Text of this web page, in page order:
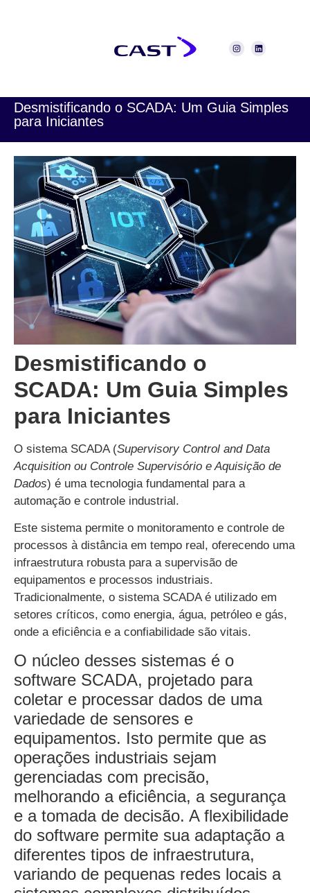
Desmistificando o SCADA: Um Guia Simples
para Iniciantes
Desmistificando o
SCADA: Um Guia Simples
para Iniciantes
O sistema SCADA (Supervisory Control and Data
Acquisition ou Controle Supervisório e Aquisição de
Dados) é uma tecnologia fundamental para a
automação e controle industrial.
Este sistema permite o monitoramento e controle de
processos à distância em tempo real, oferecendo uma
infraestrutura robusta para a supervisão de
equipamentos e processos industriais.
Tradicionalmente, o sistema SCADA é utilizado em
setores críticos, como energia, água, petróleo e gás,
onde a eficiência e a confiabilidade são vitais.
O núcleo desses sistemas é o
software SCADA, projetado para
coletar e processar dados de uma
variedade de sensores e
equipamentos. Isto permite que as
operações industriais sejam
gerenciadas com precisão,
melhorando a eficiência, a segurança
e a tomada de decisão. A flexibilidade
do software permite sua adaptação a
diferentes tipos de infraestrutura,
variando de pequenas redes locais a